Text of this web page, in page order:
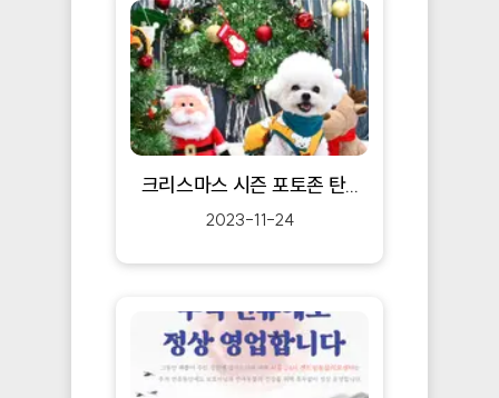
크리스마스 시즌 포토존 탄...
2023-11-24